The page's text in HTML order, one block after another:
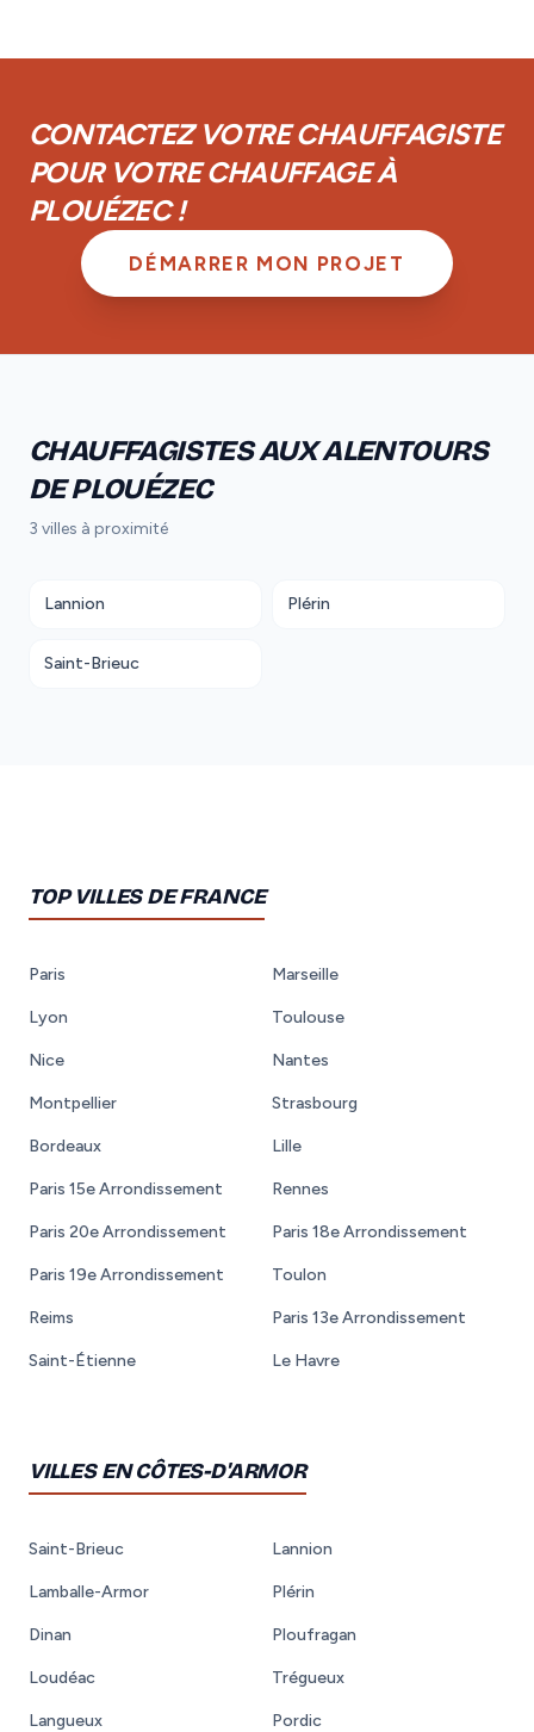
CONTACTEZ VOTRE CHAUFFAGISTE
POUR VOTRE CHAUFFAGE À
PLOUÉZEC !
DÉMARRER MON PROJET
CHAUFFAGISTES AUX ALENTOURS
DE PLOUÉZEC
3 villes à proximité
Lannion Plérin
Saint-Brieuc
TOP VILLES DE FRANCE
Paris Marseille
Lyon Toulouse
Nice Nantes
Montpellier Strasbourg
Bordeaux Lille
Paris 15e Arrondissement Rennes
Paris 20e Arrondissement Paris 18e Arrondissement
Paris 19e Arrondissement Toulon
Reims Paris 13e Arrondissement
Saint-Étienne Le Havre
VILLES EN CÔTES-D'ARMOR
Saint-Brieuc Lannion
Lamballe-Armor Plérin
Dinan Ploufragan
Loudéac Trégueux
Langueux Pordic